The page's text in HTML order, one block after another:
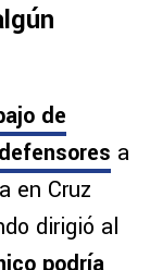
de
a
en Cruz
dirigió al